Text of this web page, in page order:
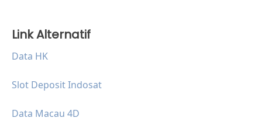
Link Alternatif
Data HK
Slot Deposit Indosat
Data Macau 4D